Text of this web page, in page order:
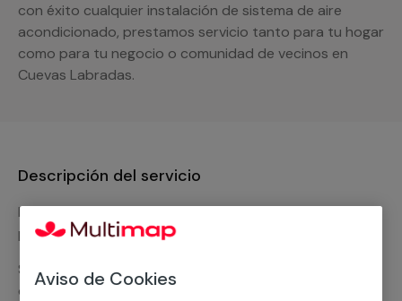
con éxito cualquier instalación de sistema de aire
acondicionado, prestamos servicio tanto para tu hogar
como para tu negocio o comunidad de vecinos en
Cuevas Labradas.
Descripción del servicio
Nuestro equipo de expertos ofrece un servicio con
precios competitivos en
Solicita tu presupuesto y te ofreceremos una solución
diseñada a tu medida y sin ningún compromiso. Un
Aviso de Cookies